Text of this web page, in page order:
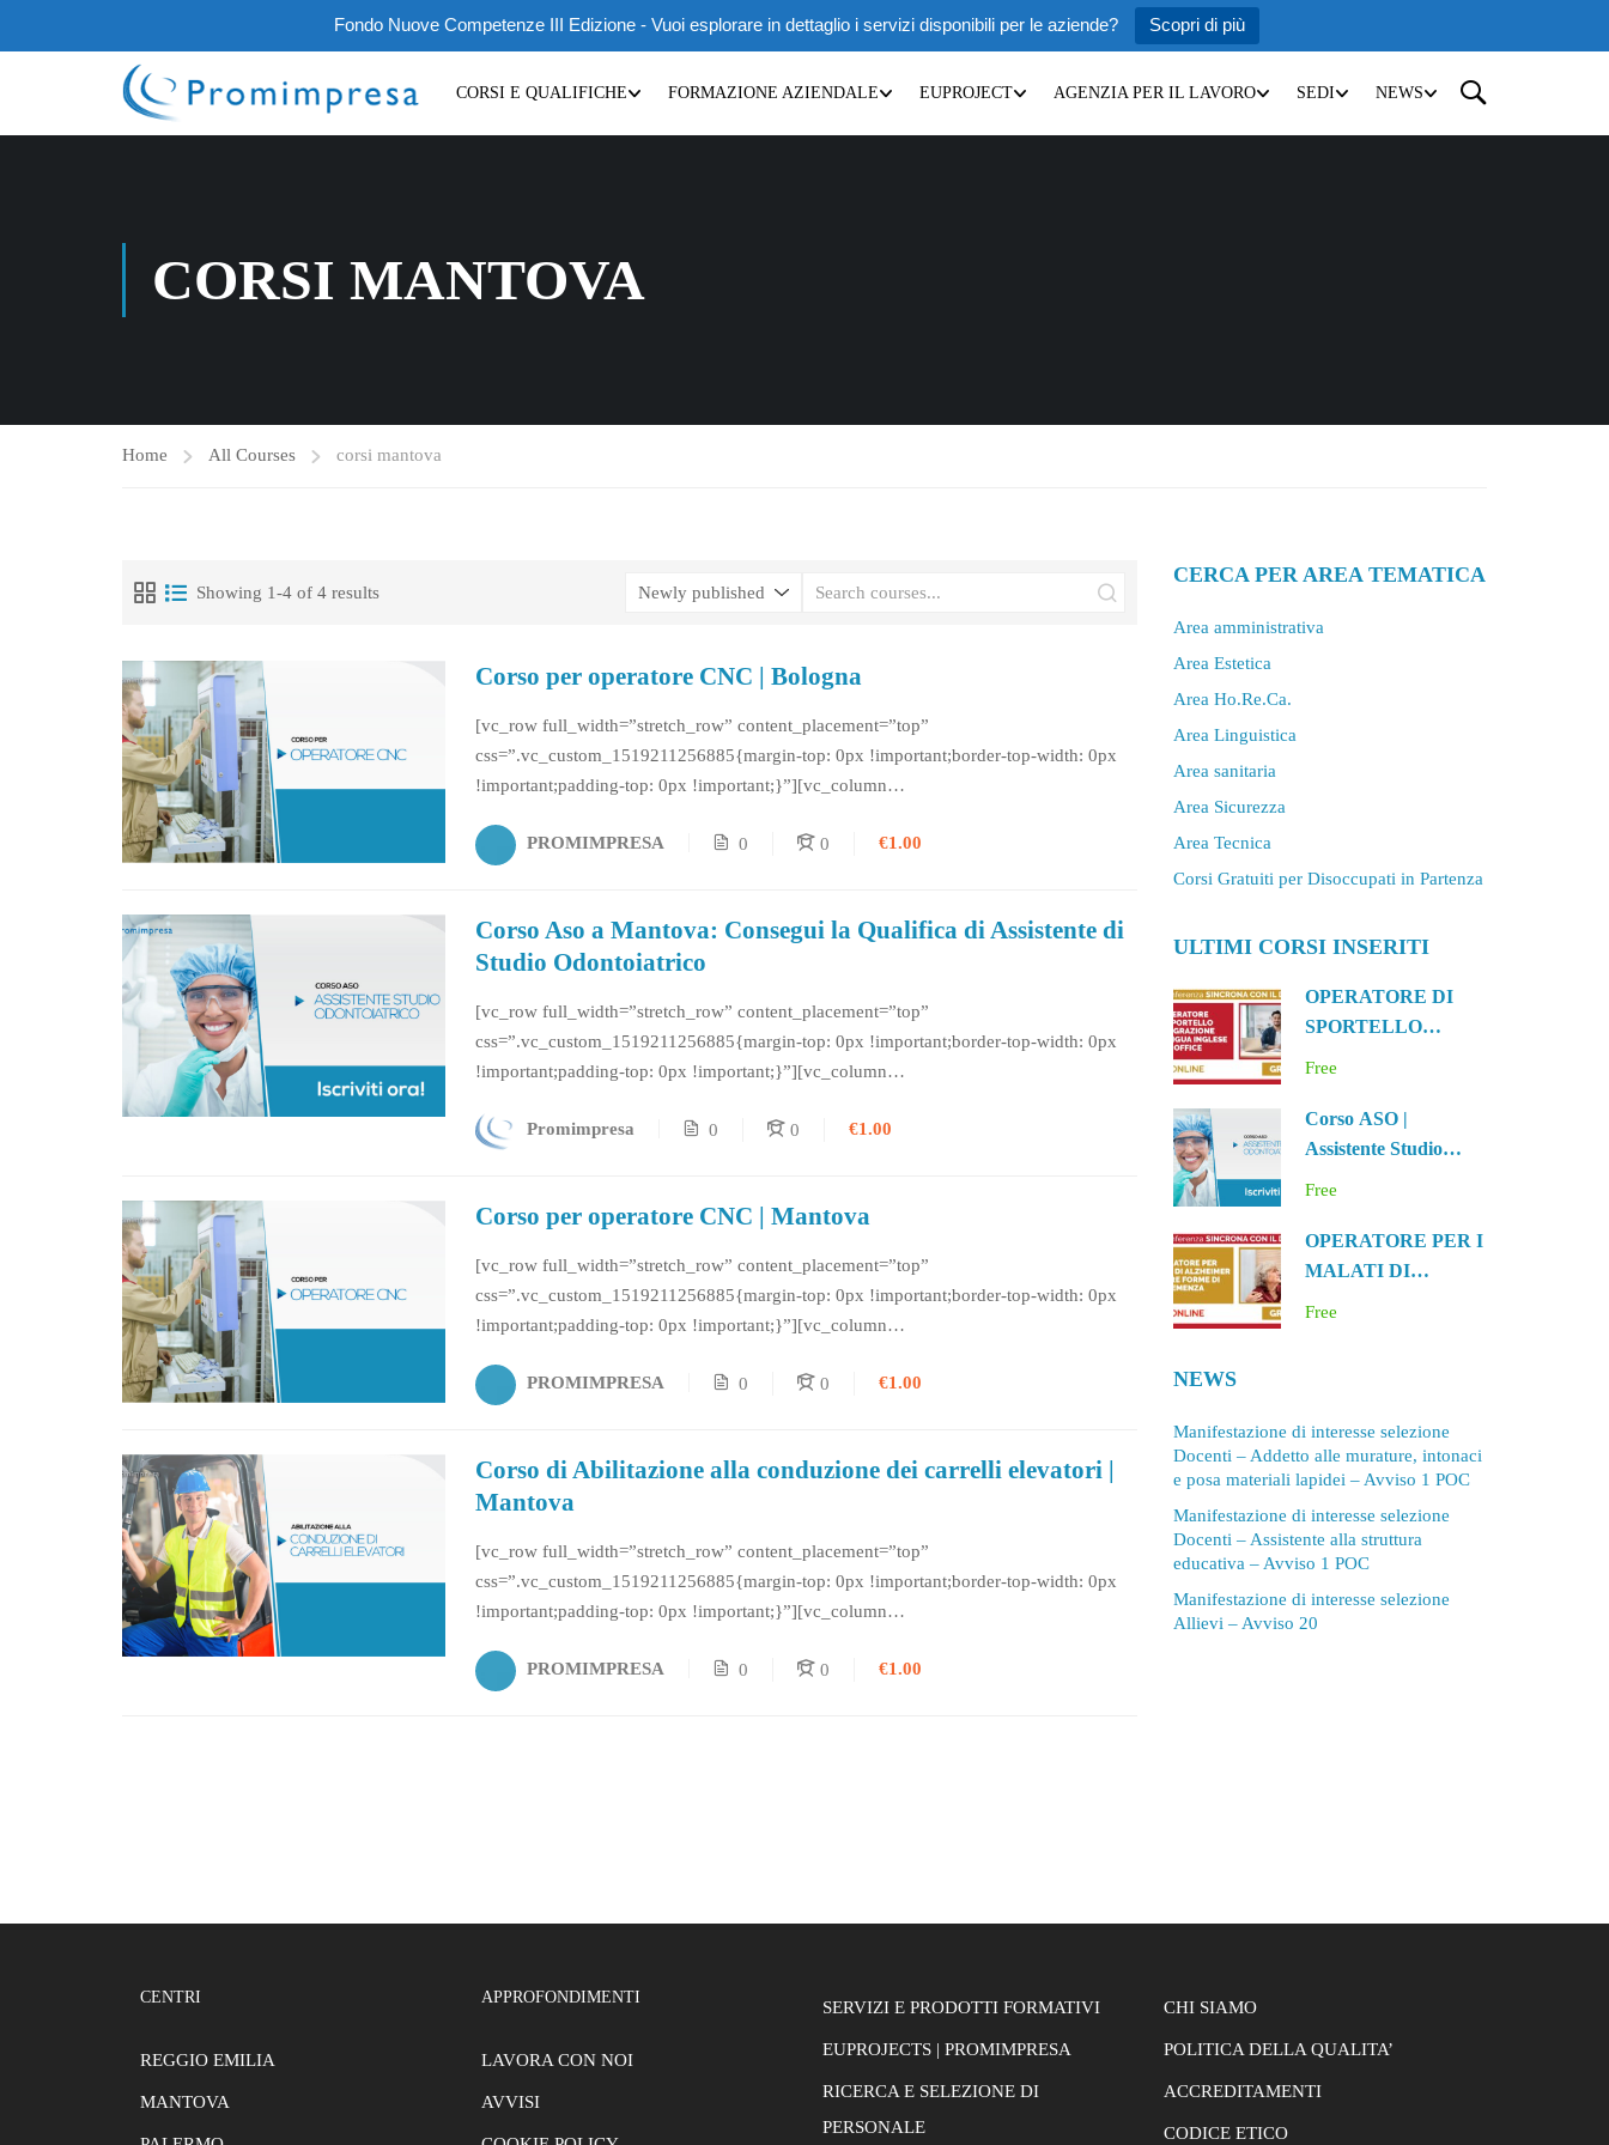
Fondo Nuove Competenze III Edizione - Vuoi esplorare in dettaglio i servizi disponibili per le aziende? Scopri di più
CORSI E QUALIFICHE FORMAZIONE AZIENDALE EUPROJECT AGENZIA PER IL LAVORO SEDI NEWS
CORSI MANTOVA
Home All Courses corsi mantova
Showing 1-4 of 4 results
Corso per operatore CNC | Bologna
[vc_row full_width=”stretch_row” content_placement=”top”
css=”.vc_custom_1519211256885{margin-top: 0px !important;border-top-width: 0px
!important;padding-top: 0px !important;}”][vc_column
!important;padding-top: 0px !important;}”][vc_column_text] CORSO PER
PROMIMPRESA 0 0 €1.00
Corso Aso a Mantova: Consegui la Qualifica di Assistente di
Studio Odontoiatrico
[vc_row full_width=”stretch_row” content_placement=”top”
css=”.vc_custom_1519211256885{margin-top: 0px !important;border-top-width: 0px
!important;padding-top: 0px !important;}”][vc_column
!important;padding-top: 0px !important;}”][vc_column_text css=””] CORSO PER
Promimpresa 0 0 €1.00
Corso per operatore CNC | Mantova
[vc_row full_width=”stretch_row” content_placement=”top”
css=”.vc_custom_1519211256885{margin-top: 0px !important;border-top-width: 0px
!important;padding-top: 0px !important;}”][vc_column
!important;padding-top: 0px !important;}”][vc_column_text] OPERATORE CNC |
PROMIMPRESA 0 0 €1.00
Corso di Abilitazione alla conduzione dei carrelli elevatori |
Mantova
[vc_row full_width=”stretch_row” content_placement=”top”
css=”.vc_custom_1519211256885{margin-top: 0px !important;border-top-width: 0px
!important;padding-top: 0px !important;}”][vc_column
!important;padding-top: 0px !important;}”][vc_column_text] Corso di Abilitazione alla
PROMIMPRESA 0 0 €1.00
CERCA PER AREA TEMATICA
Area amministrativa
Area Estetica
Area Ho.Re.Ca.
Area Linguistica
Area sanitaria
Area Sicurezza
Area Tecnica
Corsi Gratuiti per Disoccupati in Partenza
ULTIMI CORSI INSERITI
OPERATORE DI
SPORTELLO
INGLESE E OFFICE
Free
Corso ASO |
Assistente Studio
Free
OPERATORE PER I
MALATI DI
Free
NEWS
Manifestazione di interesse selezione
Docenti – Addetto alle murature, intonaci
e posa materiali lapidei – Avviso 1 POC
Manifestazione di interesse selezione
Docenti – Assistente alla struttura
educativa – Avviso 1 POC
Manifestazione di interesse selezione
Allievi – Avviso 20
CENTRI
REGGIO EMILIA
MANTOVA
APPROFONDIMENTI
LAVORA CON NOI
AVVISI
SERVIZI E PRODOTTI FORMATIVI
EUPROJECTS | PROMIMPRESA
RICERCA E SELEZIONE DI
PERSONALE
CHI SIAMO
POLITICA DELLA QUALITA’
ACCREDITAMENTI
CODICE ETICO